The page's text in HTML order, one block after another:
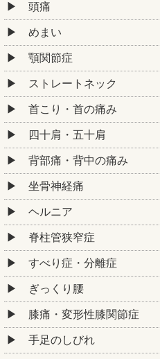
頭痛
めまい
顎関節症
ストレートネック
首こり・首の痛み
四十肩・五十肩
背部痛・背中の痛み
坐骨神経痛
ヘルニア
脊柱管狭窄症
すべり症・分離症
ぎっくり腰
膝痛・変形性膝関節症
手足のしびれ